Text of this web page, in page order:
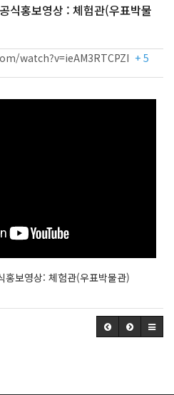
식홍보영상 : 체험관(우표박물
watch?v=ieAM3RTCPZI + 5
보영상: 체험관(우표박물관)